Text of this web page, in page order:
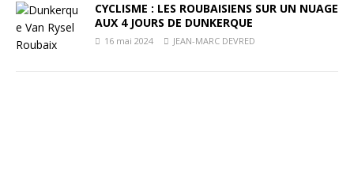
CYCLISME : LES ROUBAISIENS SUR UN NUAGE
AUX 4 JOURS DE DUNKERQUE
16 mai 2024 JEAN-MARC DEVRED